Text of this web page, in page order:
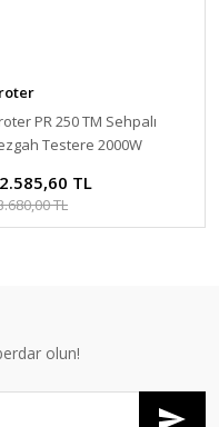
PR 250 TM Sehpalı
Testere 2000W
TL
TL
olun!